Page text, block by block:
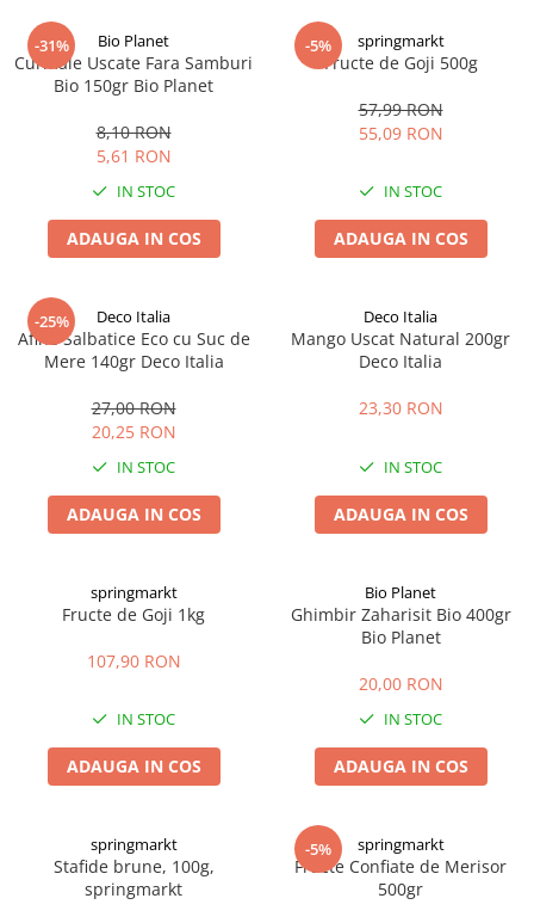
-31% Bio Planet
Curmale Uscate Fara Samburi
Bio 150gr Bio Planet
8,10 RON
5,61 RON
IN STOC
ADAUGA IN COS
-5% springmarkt
Fructe de Goji 500g
57,99 RON
55,09 RON
IN STOC
ADAUGA IN COS
-25% Deco Italia
Afine Salbatice Eco cu Suc de
Mere 140gr Deco Italia
27,00 RON
20,25 RON
IN STOC
ADAUGA IN COS
Deco Italia
Mango Uscat Natural 200gr
Deco Italia
23,30 RON
IN STOC
ADAUGA IN COS
springmarkt
Fructe de Goji 1kg
107,90 RON
IN STOC
ADAUGA IN COS
Bio Planet
Ghimbir Zaharisit Bio 400gr
Bio Planet
20,00 RON
IN STOC
ADAUGA IN COS
springmarkt
Stafide brune, 100g,
springmarkt
-5% springmarkt
Fructe Confiate de Merisor
500gr